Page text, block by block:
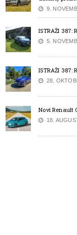
9.
ISTRAŽI 387:
5.
ISTRAŽI 387:
28.
Novi Renault
18.